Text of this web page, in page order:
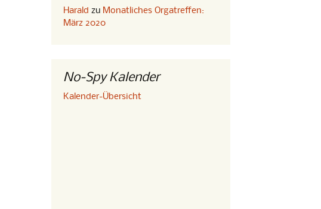
Harald zu Monatliches Orgatreffen:
März 2020
No-Spy Kalender
Kalender-Übersicht